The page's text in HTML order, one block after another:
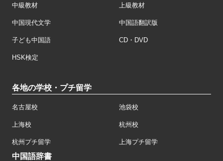
中級教材 上級教材
中国現代文学 中国語翻訳版
子ども中国語 CD・DVD
HSK検定
各地の学校・プチ留学
名古屋校 池袋校
上海校 杭州校
杭州プチ留学 上海プチ留学
中国語辞書